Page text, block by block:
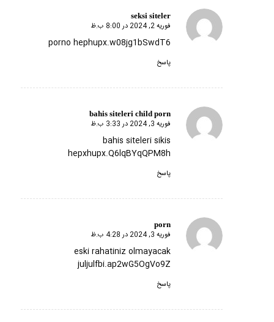
seksi siteler
گفته:
فوریه 2, 2024 در 8:00 ب.ظ
porno hephupx.w08jg1bSwdT6
پاسخ
bahis siteleri child porn
گفته:
فوریه 3, 2024 در 3:33 ب.ظ
bahis siteleri sikis
hepxhupx.Q6lqBYqQPM8h
پاسخ
porn
گفته:
فوریه 3, 2024 در 4:28 ب.ظ
eski rahatiniz olmayacak
juljulfbi.ap2wG5OgVo9Z
پاسخ